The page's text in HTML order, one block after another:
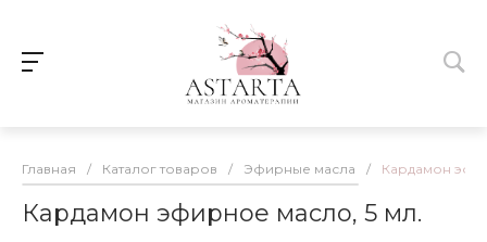
Главная / Каталог товаров / Эфирные масла / Кардамон
Кардамон эфирное масло, 5 мл.